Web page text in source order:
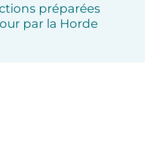
préparées
par la Horde